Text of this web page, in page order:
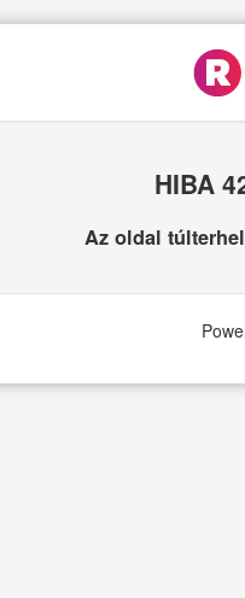
HIBA
Az oldal